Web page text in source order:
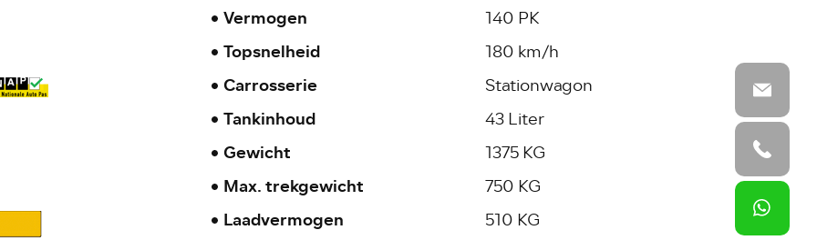
Vermogen
140 PK
Topsnelheid
180 km/h
Carrosserie
Stationwagon
Tankinhoud
43 Liter
Gewicht
1375 KG
Max. trekgewicht
750 KG
Laadvermogen
510 KG